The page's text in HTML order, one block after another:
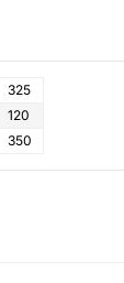
325
120
350